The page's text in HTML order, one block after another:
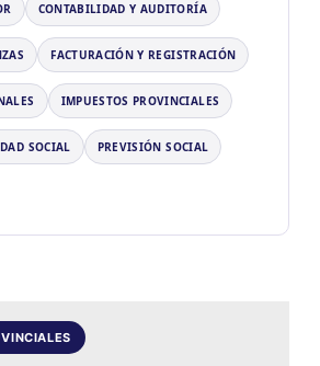
CONTABILIDAD Y AUDITORÍA
FACTURACIÓN Y REGISTRACIÓN
IMPUESTOS PROVINCIALES
SOCIAL PREVISIÓN SOCIAL